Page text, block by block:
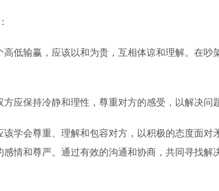
输赢，应该以和为贵，互相体谅和理解。在吵
保持冷静和理性，尊重对方的感受，以解决问
会尊重、理解和包容对方，以积极的态度面对
情和尊严。通过有效的沟通和协商，共同寻找